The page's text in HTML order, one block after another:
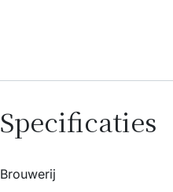
Specificaties
Brouwerij